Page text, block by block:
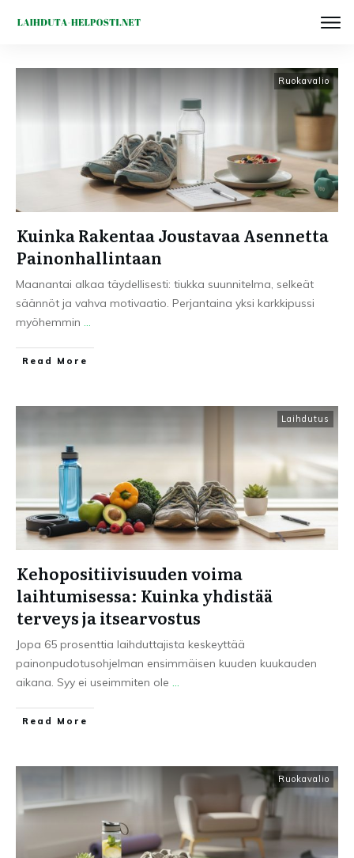
Ruokavalio
Kuinka Rakentaa Joustavaa Asennetta
Painonhallintaan
Maanantai alkaa täydellisesti: tiukka suunnitelma, selkeät
säännöt ja vahva motivaatio. Perjantaina yksi karkkipussi
myöhemmin ...
Read More
Laihdutus
Kehopositiivisuuden voima
laihtumisessa: Kuinka yhdistää
terveys ja itsearvostus
Jopa 65 prosenttia laihduttajista keskeyttää
painonpudotusohjelman ensimmäisen kuuden kuukauden
aikana. Syy ei useimmiten ole ...
Read More
Ruokavalio